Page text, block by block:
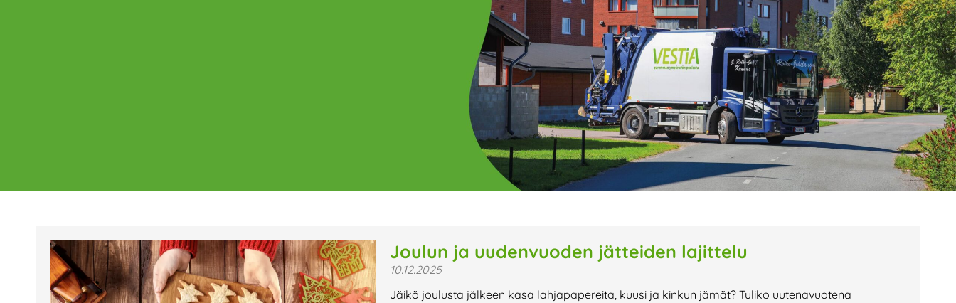
Ajankohtaista
Tältä sivulta löydät Vestian ajankohtaiset uutiset,
Joulun ja uudenvuoden jätteiden lajittelu
10.12.2025
Jäikö joulusta jälkeen kasa lahjapapereita, kuusi ja kinkun jämät? Tuliko uutenavuotena
PagePagePagePagePage